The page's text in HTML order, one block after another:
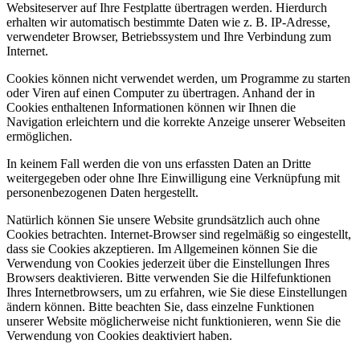
Websiteserver auf Ihre Festplatte übertragen werden. Hierdurch
erhalten wir automatisch bestimmte Daten wie z. B. IP-Adresse,
verwendeter Browser, Betriebssystem und Ihre Verbindung zum
Internet.
Cookies können nicht verwendet werden, um Programme zu starten
oder Viren auf einen Computer zu übertragen. Anhand der in
Cookies enthaltenen Informationen können wir Ihnen die
Navigation erleichtern und die korrekte Anzeige unserer Webseiten
ermöglichen.
In keinem Fall werden die von uns erfassten Daten an Dritte
weitergegeben oder ohne Ihre Einwilligung eine Verknüpfung mit
personenbezogenen Daten hergestellt.
Natürlich können Sie unsere Website grundsätzlich auch ohne
Cookies betrachten. Internet-Browser sind regelmäßig so eingestellt,
dass sie Cookies akzeptieren. Im Allgemeinen können Sie die
Verwendung von Cookies jederzeit über die Einstellungen Ihres
Browsers deaktivieren. Bitte verwenden Sie die Hilfefunktionen
Ihres Internetbrowsers, um zu erfahren, wie Sie diese Einstellungen
ändern können. Bitte beachten Sie, dass einzelne Funktionen
unserer Website möglicherweise nicht funktionieren, wenn Sie die
Verwendung von Cookies deaktiviert haben.